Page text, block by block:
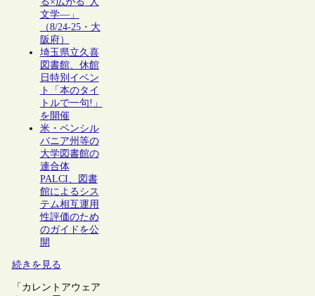
文学―」
（8/24-25・大
阪府）
埼玉県立久喜
図書館、休館
日特別イベン
ト「本のタイ
トルで一句!」
を開催
米・ペンシル
バニア州等の
大学図書館の
連合体
PALCI、図書
館によるシス
テム相互運用
性評価のため
のガイドを公
開
続きを見る
「カレントアウェア